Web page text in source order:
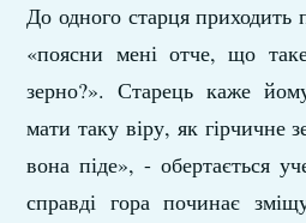
До одного старця приходить
«поясни мені отче, що
зерно?». Старець каже
мати таку віру, як гірчичне
вона піде», - обертається
справді гора починає